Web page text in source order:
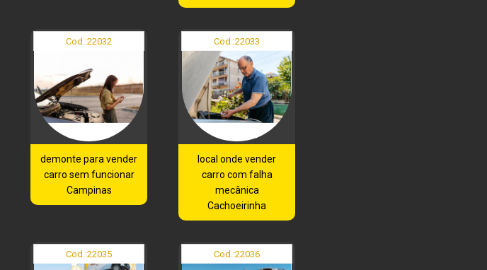
Cod.:22032
demonte para vender
carro sem funcionar
Campinas
Cod.:22033
local onde vender
carro com falha
mecânica
Cachoeirinha
Cod.:22035 Cod.:22036